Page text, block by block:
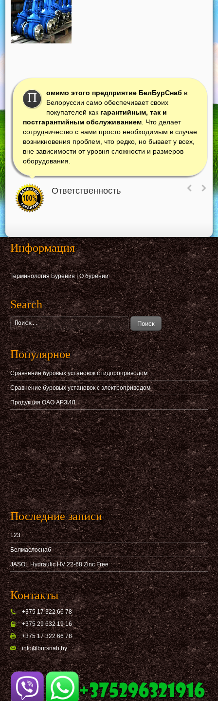
П омимо этого предприятие БелБурСнаб в
Белоруссии само обеспечивает своих
покупателей как гарантийным, так и
постгарантийным обслуживанием . Что делает
сотрудничество с нами просто необходимым в случае
возникновения проблем, что редко, но бывает у всех,
вне зависимости от уровня сложности и размеров
оборудования.
Ответственность
Информация
Терминология Бурения|О бурении
Search
Поиск
Популярное
Сравнение буровых установок с гидпроприводом
Сравнение буровых установок с электроприводом
Продукция ОАО АРЗИЛ
Последние записи
123
Белмаслоснаб
JASOL Hydraulic HV 22-68 Zinc Free
Контакты
+375 17 322 66 78
+375 29 632 19 16
+375 17 322 66 78
info@bursnab,by